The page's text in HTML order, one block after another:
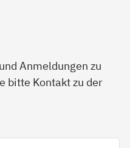
Anmeldungen zu
bitte Kontakt zu der